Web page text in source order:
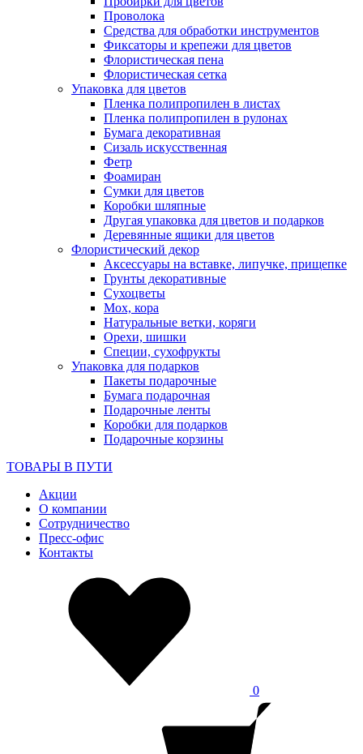
Проволока
Средства для обработки инструментов
Фиксаторы и крепежи для цветов
Флористическая пена
Флористическая сетка
Упаковка для цветов
Пленка полипропилен в листах
Пленка полипропилен в рулонах
Бумага декоративная
Сизаль искусственная
Фетр
Фоамиран
Сумки для цветов
Коробки шляпные
Другая упаковка для цветов и подарков
Деревянные ящики для цветов
Флористический декор
Аксессуары на вставке, липучке, прищепке
Грунты декоративные
Сухоцветы
Мох, кора
Натуральные ветки, коряги
Орехи, шишки
Специи, сухофрукты
Упаковка для подарков
Пакеты подарочные
Бумага подарочная
Подарочные ленты
Коробки для подарков
Подарочные корзины
ТОВАРЫ В ПУТИ
Акции
О компании
Сотрудничество
Пресс-офис
Контакты
0